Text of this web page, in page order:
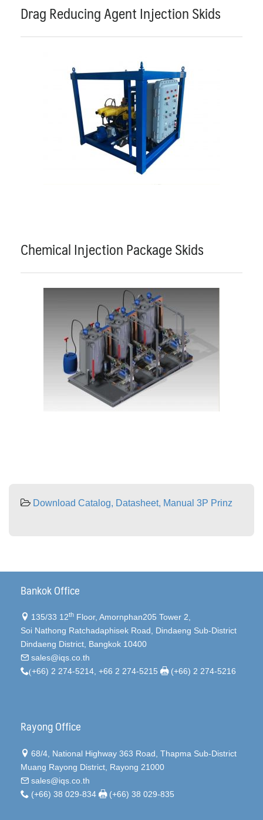
Drag Reducing Agent Injection Skids
Chemical Injection Package Skids
Download Catalog, Datasheet, Manual 3P Prinz
Bankok Office
135/33 12th Floor, Amornphan205 Tower 2,
Soi Nathong Ratchadaphisek Road, Dindaeng Sub-District
Dindaeng District, Bangkok 10400
sales@iqs.co.th
(+66) 2 274-5214, +66 2 274-5215 (+66) 2 274-5216
Rayong Office
68/4, National Highway 363 Road, Thapma Sub-District
Muang Rayong District, Rayong 21000
sales@iqs.co.th
(+66) 38 029-834
(+66) 38 029-835